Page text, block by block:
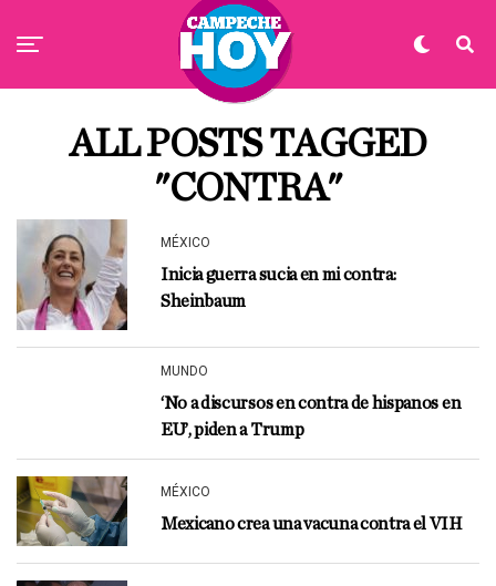
ALL POSTS TAGGED
"CONTRA"
MÉXICO
Inicia guerra sucia en mi contra:
Sheinbaum
MUNDO
‘No a discursos en contra de hispanos en
EU’, piden a Trump
MÉXICO
Mexicano crea una vacuna contra el VIH